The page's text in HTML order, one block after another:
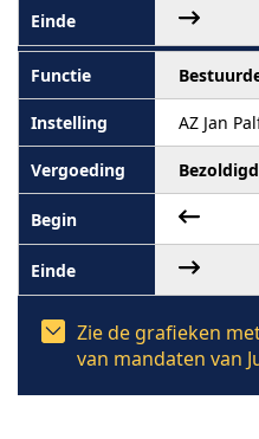
AZ Jan
Bezoldigd
Zie de grafieken
van mandaten van